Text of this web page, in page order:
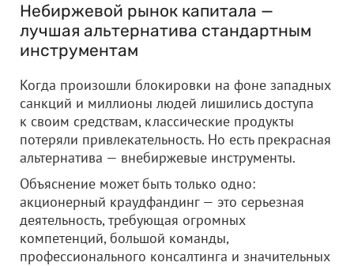
Небиржевой рынок капитала —
лучшая альтернатива стандартным
инструментам
Когда произошли блокировки на фоне западных
санкций и миллионы людей лишились доступа
к своим средствам, классические продукты
потеряли привлекательность. Но есть прекрасная
альтернатива — внебиржевые инструменты.
Объяснение может быть только одно:
акционерный краудфандинг — это серьезная
деятельность, требующая огромных
компетенций, большой команды,
профессионального консалтинга и значительных